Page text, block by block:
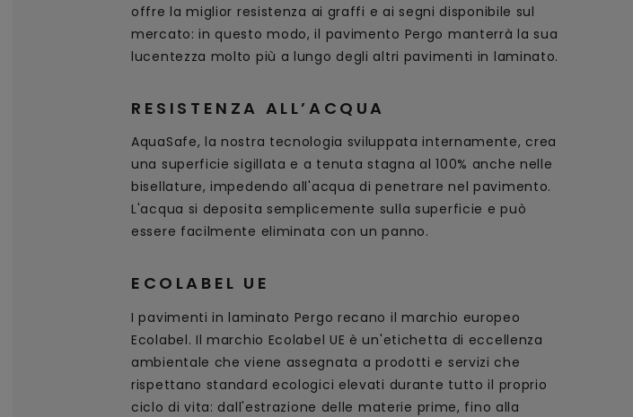
offre la miglior resistenza ai graffi e ai segni disponibile sul
mercato: in questo modo, il pavimento Pergo manterrà la sua
lucentezza molto più a lungo degli altri pavimenti in laminato.
RESISTENZA ALL’ACQUA
AquaSafe, la nostra tecnologia sviluppata internamente, crea
una superficie sigillata e a tenuta stagna al 100% anche nelle
bisellature, impedendo all'acqua di penetrare nel pavimento.
L'acqua si deposita semplicemente sulla superficie e può
essere facilmente eliminata con un panno.
ECOLABEL UE
I pavimenti in laminato Pergo recano il marchio europeo
Ecolabel. Il marchio Ecolabel UE è un'etichetta di eccellenza
ambientale che viene assegnata a prodotti e servizi che
rispettano standard ecologici elevati durante tutto il proprio
ciclo di vita: dall'estrazione delle materie prime, fino alla